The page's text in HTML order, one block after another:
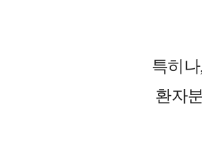
특히
환자